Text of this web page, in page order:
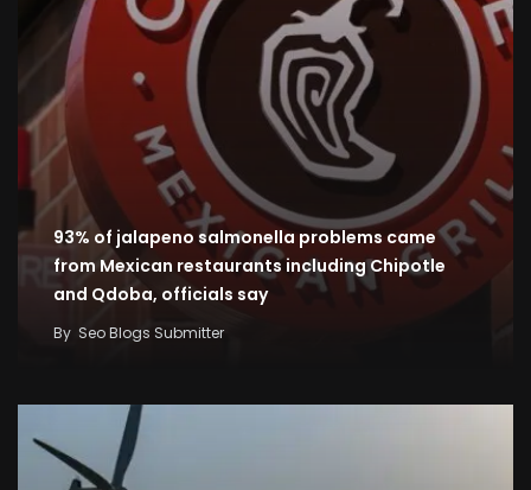
93% of jalapeno salmonella problems came
from Mexican restaurants including Chipotle
and Qdoba, officials say
By Seo Blogs Submitter